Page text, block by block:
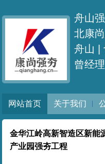
舟山
北康
舟山 |
曾经
网站首页 关于我们
金华江岭高新智造区新能
产业园强夯工程